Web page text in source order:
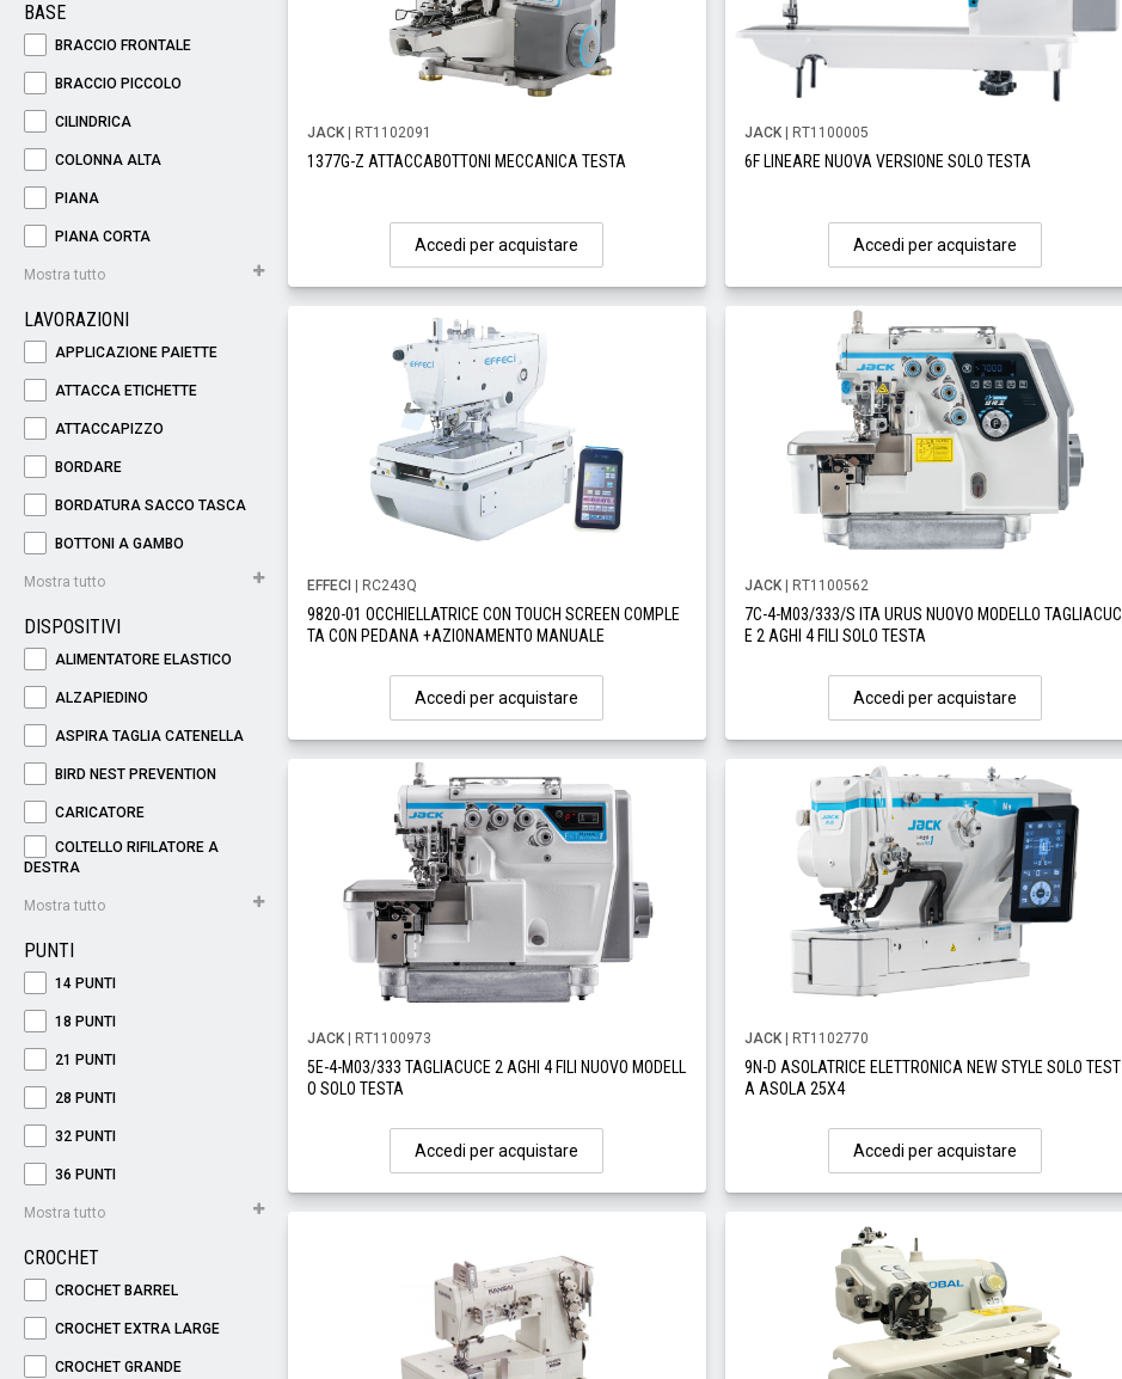
BASE
BRACCIO FRONTALE
BRACCIO PICCOLO
CILINDRICA
COLONNA ALTA
PIANA
PIANA CORTA
Mostra tutto
LAVORAZIONI
APPLICAZIONE PAIETTE
ATTACCA ETICHETTE
ATTACCAPIZZO
BORDARE
BORDATURA SACCO TASCA
BOTTONI A GAMBO
Mostra tutto
DISPOSITIVI
ALIMENTATORE ELASTICO
ALZAPIEDINO
ASPIRA TAGLIA CATENELLA
BIRD NEST PREVENTION
CARICATORE
COLTELLO RIFILATORE A
DESTRA
Mostra tutto
PUNTI
14 PUNTI
18 PUNTI
21 PUNTI
28 PUNTI
32 PUNTI
36 PUNTI
Mostra tutto
CROCHET
CROCHET BARREL
CROCHET EXTRA LARGE
CROCHET GRANDE
JACK| RT1102091
1377G-Z ATTACCABOTTONI MECCANICA TESTA
Accedi per acquistare
JACK | RT1100005
6F LINEARE NUOVA VERSIONE SOLO TESTA
Accedi per acquistare
EFFECI | RC243Q
9820-01 OCCHIELLATRICE CON TOUCH SCREEN COMPLE
TA CON PEDANA +AZIONAMENTO MANUALE
Accedi per acquistare
JACK | RT1100562
7C-4-M03/333/S ITA URUS NUOVO MODELLO TAGLIACUC
E 2 AGHI 4 FILI SOLO TESTA
Accedi per acquistare
JACK| RT1100973
5E-4-M03/333 TAGLIACUCE 2 AGHI 4 FILI NUOVO MODELL
O SOLO TESTA
Accedi per acquistare
JACK | RT1102770
9N-D ASOLATRICE ELETTRONICA NEW STYLE SOLO TEST
A ASOLA 25X4
Accedi per acquistare